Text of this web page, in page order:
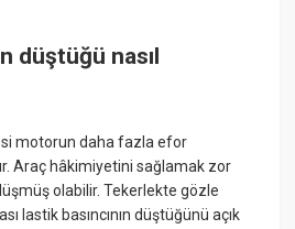
düştüğü nasıl
motorun daha fazla efor
Araç hâkimiyetini sağlamak zor
olabilir. Tekerlekte gözle
lastik basıncının düştüğünü açık